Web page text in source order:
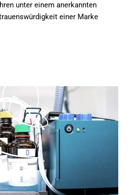
unter einem anerkannten
einer Marke